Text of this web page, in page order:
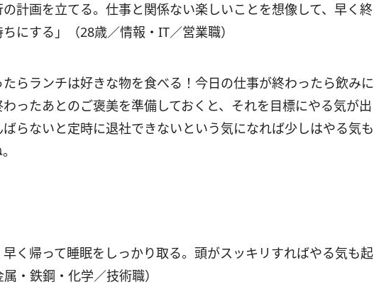
の計画を立てる。仕事と関係ない楽しいことを想像して、早く終
にする」（28歳／情報・IT／営業職）
らランチは好きな物を食べる！今日の仕事が終わったら飲みに
ったあとのご褒美を準備しておくと、それを目標にやる気が出
らないと定時に退社できないという気になれば少しはやる気も
早く帰って睡眠をしっかり取る。頭がスッキリすればやる気も起
・鉄鋼・化学／技術職）